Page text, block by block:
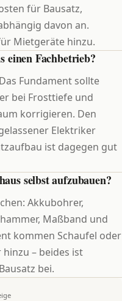
für Bausatz,
davon an.
Mietgeräte hinzu.
einen Fachbetrieb?
Fundament sollte
bei Frosttiefe und
korrigieren. Den
Elektriker
ist dagegen gut
selbst aufzubauen?
Akkubohrer,
Maßband und
kommen Schaufel oder
– beides ist
bei.